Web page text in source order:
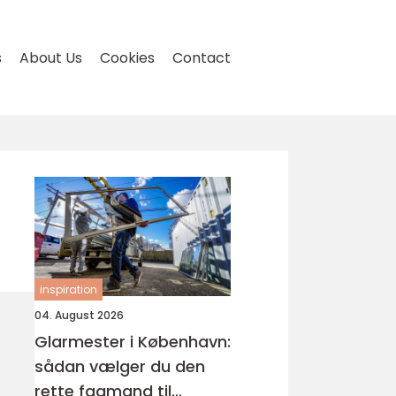
About Us Cookies Contact
inspiration
04. August 2026
Glarmester i København:
sådan vælger du den
rette fagmand til